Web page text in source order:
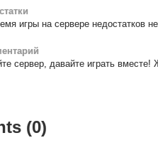
игры на сервере недостатков
сервер, давайте играть
(0)